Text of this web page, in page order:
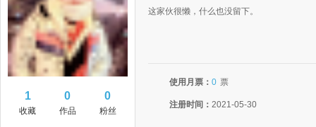
1
收藏
0
作品
0
粉丝
这家伙很懒，什么也没留下。
使用月票： 0 票
注册时间： 2021-05-30